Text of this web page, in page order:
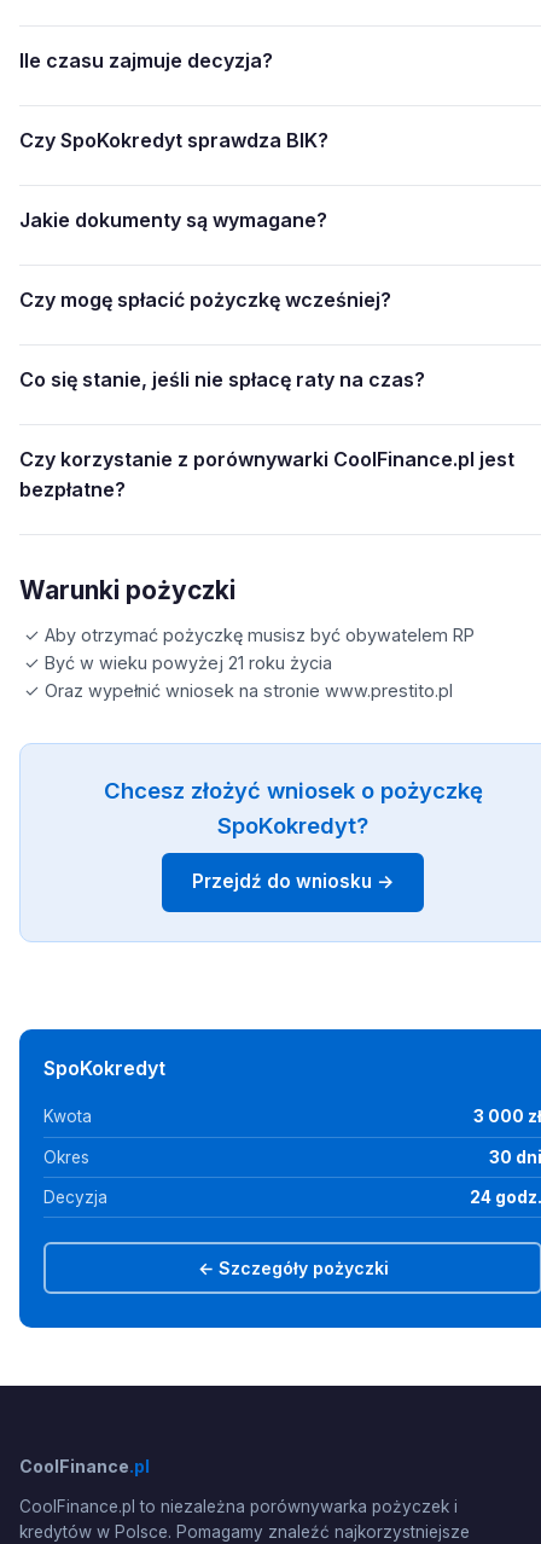
Ile czasu zajmuje decyzja?
Czy SpoKokredyt sprawdza BIK?
Jakie dokumenty są wymagane?
Czy mogę spłacić pożyczkę wcześniej?
Co się stanie, jeśli nie spłacę raty na czas?
Czy korzystanie z porównywarki CoolFinance.pl jest
bezpłatne?
Warunki pożyczki
✓ Aby otrzymać pożyczkę musisz być obywatelem RP
✓ Być w wieku powyżej 21 roku życia
✓ Oraz wypełnić wniosek na stronie www.prestito.pl
Chcesz złożyć wniosek o pożyczkę
SpoKokredyt?
Przejdź do wniosku →
SpoKokredyt
Kwota 3 000 zł
Okres 30 dni
Decyzja 24 godz.
← Szczegóły pożyczki
CoolFinance.pl
CoolFinance.pl to niezależna porównywarka pożyczek i
kredytów w Polsce. Pomagamy znaleźć najkorzystniejsze